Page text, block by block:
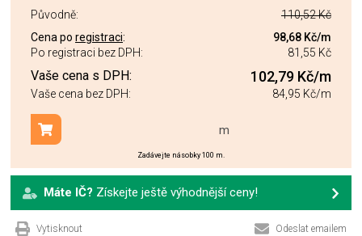
Původně:
110,52 Kč
Cena po registraci: 98,68 Kč/m
Po registraci bez DPH:
81,55 Kč
Vaše cena s DPH: 102,79 Kč/m
Vaše cena bez DPH: 84,95 Kč/m
m
Přidat do košíku
Zadávejte násobky 100 m.
Máte IČ? Získejte ještě výhodnější ceny!
Vytisknout Odeslat emailem